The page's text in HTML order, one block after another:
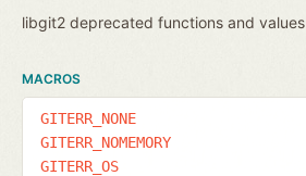
libgit2 deprecated functions and values
MACROS
GITERR_NONE
GITERR_NOMEMORY
GITERR_OS